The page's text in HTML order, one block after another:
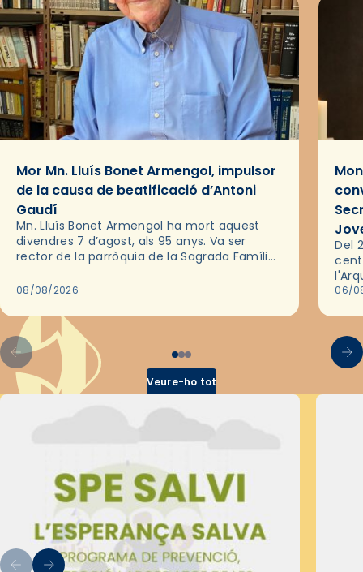
Mor Mn. Lluís Bonet Armengol, impulsor
de la causa de beatificació d’Antoni
Gaudí
Mn. Lluís Bonet Armengol ha mort aquest
divendres 7 d’agost, als 95 anys. Va ser
rector de la parròquia de la Sagrada Família
2018,…
08/08/2026
Del
les
06/
Veure-ho tot